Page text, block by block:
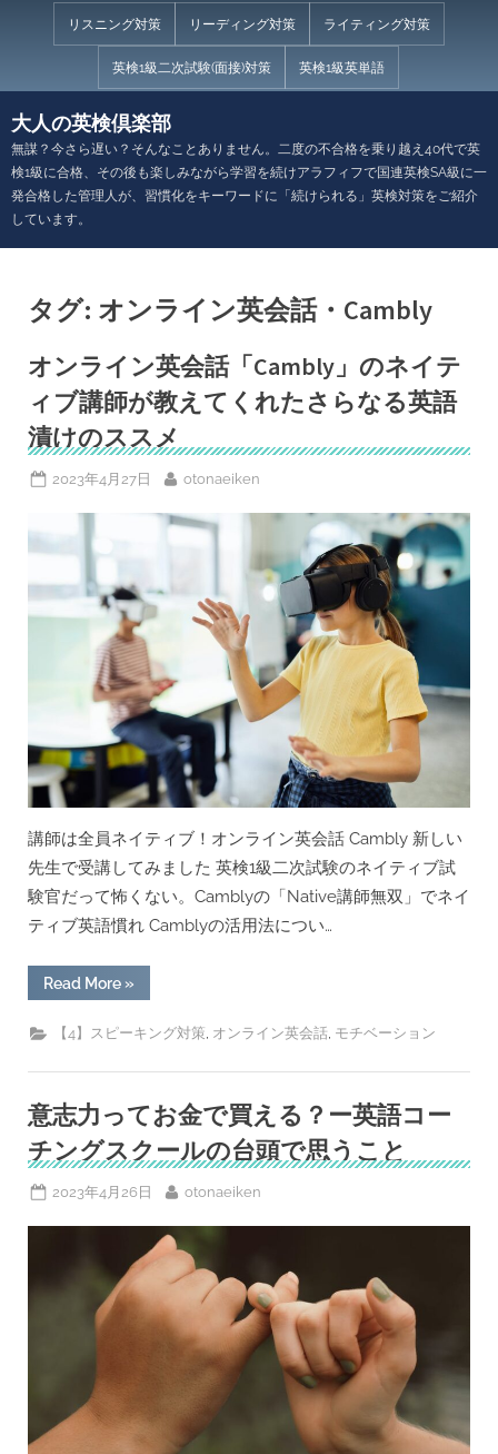
リスニング対策 リーディング対策 ライティング対策
英検1級二次試験(面接)対策 英検1級英単語
大人の英検倶楽部
無謀？今さら遅い？そんなことありません。二度の不合格を乗り越え40代で英
検1級に合格、その後も楽しみながら学習を続けアラフィフで国連英検SA級に一
発合格した管理人が、習慣化をキーワードに「続けられる」英検対策をご紹介
しています。
タグ: オンライン英会話・Cambly
オンライン英会話「Cambly」のネイテ
ィブ講師が教えてくれたさらなる英語
漬けのススメ
Posted
2023年4月27日 By
otonaeiken
講師は全員ネイティブ！オンライン英会話 Cambly 新しい
先生で受講してみました 英検1級二次試験のネイティブ試
験官だって怖くない。Camblyの「Native講師無双」でネイ
ティブ英語慣れ Camblyの活用法につい…
Read More“オ
ン
イ
会
「Cambly」
の
イ
テ
ィ
ブ
師
教
え
て
く
英
語
»
【4】スピーキング対策 オンライン英会話 モチベーション
意志力ってお金で買える？ー英語コー
チングスクールの台頭で思うこと
Posted
2023年4月26日 By
otonaeiken